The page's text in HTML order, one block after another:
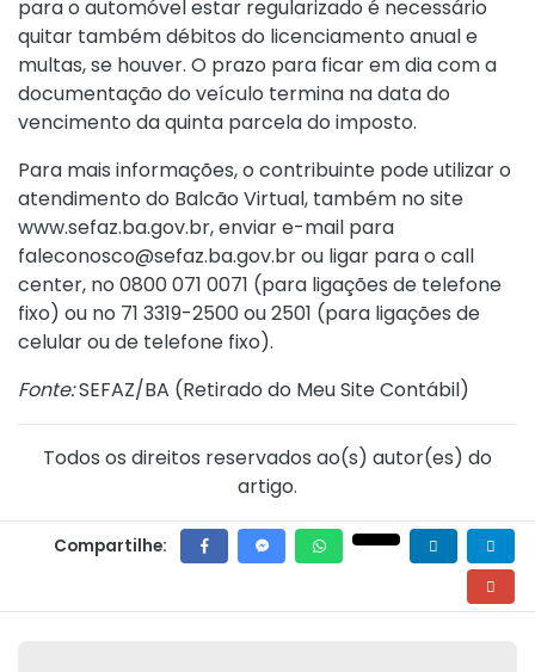
para o automóvel estar regularizado é necessário
quitar também débitos do licenciamento anual e
multas, se houver. O prazo para ficar em dia com a
documentação do veículo termina na data do
vencimento da quinta parcela do imposto.
Para mais informações, o contribuinte pode utilizar o
atendimento do Balcão Virtual, também no site
www.sefaz.ba.gov.br, enviar e-mail para
faleconosco@sefaz.ba.gov.br ou ligar para o call
center, no 0800 071 0071 (para ligações de telefone
fixo) ou no 71 3319-2500 ou 2501 (para ligações de
celular ou de telefone fixo).
Fonte:SEFAZ/BA (Retirado do Meu Site Contábil)
Todos os direitos reservados ao(s) autor(es) do
artigo.
Compartilhe: